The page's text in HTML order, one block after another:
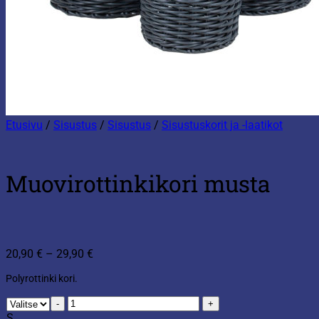
Etusivu / Sisustus / Sisustus / Sisustuskorit ja -laatikot
Muovirottinkikori musta
20,90 € – 29,90 €
29,90 €
Polyrottinki kori.
Muovirottinkikori
musta